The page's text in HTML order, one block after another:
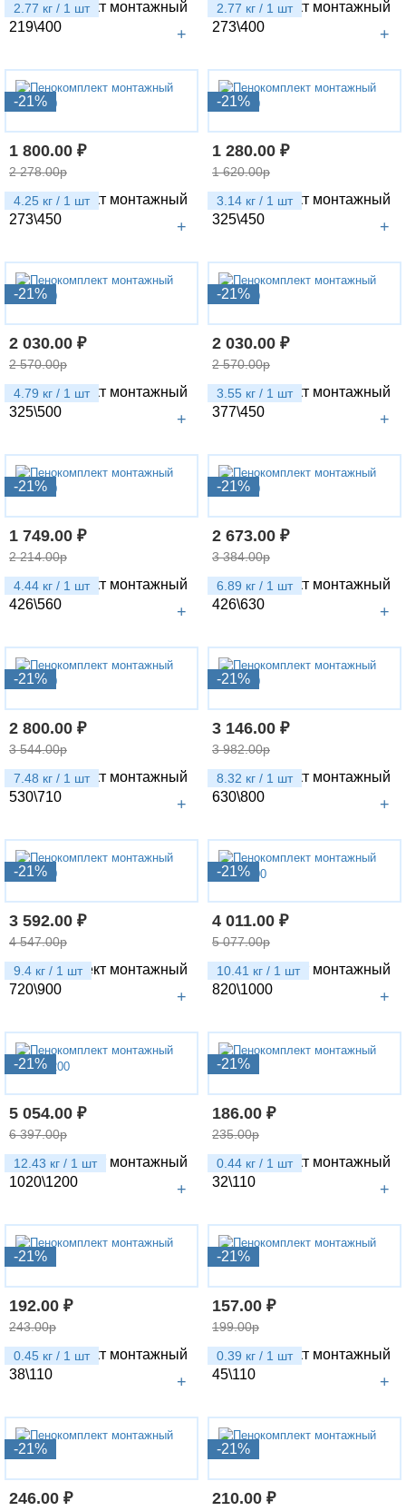
2.77 кг / 1 шт
+
Пенокомплект монтажный
219\400
2.77 кг / 1 шт
+
Пенокомплект монтажный
273\400
-21%
4.25 кг / 1 шт
1 800.00 ₽
+
2 278.00р
Пенокомплект монтажный
273\450
-21%
3.14 кг / 1 шт
1 280.00 ₽
+
1 620.00р
Пенокомплект монтажный
325\450
-21%
4.79 кг / 1 шт
2 030.00 ₽
+
2 570.00р
Пенокомплект монтажный
325\500
-21%
3.55 кг / 1 шт
2 030.00 ₽
+
2 570.00р
Пенокомплект монтажный
377\450
-21%
4.44 кг / 1 шт
1 749.00 ₽
+
2 214.00р
Пенокомплект монтажный
426\560
-21%
6.89 кг / 1 шт
2 673.00 ₽
+
3 384.00р
Пенокомплект монтажный
426\630
-21%
7.48 кг / 1 шт
2 800.00 ₽
+
3 544.00р
Пенокомплект монтажный
530\710
-21%
8.32 кг / 1 шт
3 146.00 ₽
+
3 982.00р
Пенокомплект монтажный
630\800
-21%
9.4 кг / 1 шт
3 592.00 ₽
+
4 547.00р
Пенокомплект монтажный
720\900
-21%
10.41 кг / 1 шт
4 011.00 ₽
+
5 077.00р
Пенокомплект монтажный
820\1000
-21%
12.43 кг / 1 шт
5 054.00 ₽
+
6 397.00р
Пенокомплект монтажный
1020\1200
-21%
0.44 кг / 1 шт
186.00 ₽
+
235.00р
Пенокомплект монтажный
32\110
-21%
0.45 кг / 1 шт
192.00 ₽
+
243.00р
Пенокомплект монтажный
38\110
-21%
0.39 кг / 1 шт
157.00 ₽
+
199.00р
Пенокомплект монтажный
45\110
-21%
246.00 ₽
-21%
210.00 ₽